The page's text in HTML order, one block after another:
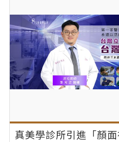
真美學診所引進「顏